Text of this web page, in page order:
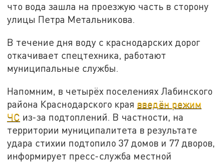
что вода зашла на проезжую часть в сторону
улицы Петра Метальникова.
В течение дня воду с краснодарских дорог
откачивает спецтехника, работают
муниципальные службы.
Напомним, в четырёх поселениях Лабинского
района Краснодарского края введён режим
ЧС из-за подтоплений. В частности, на
территории муниципалитета в результате
удара стихии подтопило 37 домов и 77 дворов,
информирует пресс-служба местной